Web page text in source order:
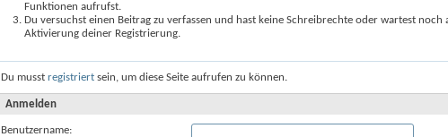
Funktionen aufrufst.
Du versuchst einen Beitrag zu verfassen und hast keine Schreibrechte oder wartest noch
Aktivierung deiner Registrierung.
Du musst registriert sein, um diese Seite aufrufen zu können.
Anmelden
Benutzername: